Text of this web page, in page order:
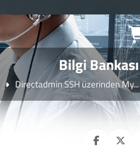
Bilgi Bankası
Directadmin SSH üzerinden My...